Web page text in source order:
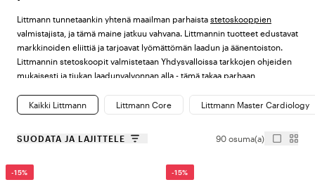
Littmann tunnetaankin yhtenä maailman parhaista stetoskooppien
valmistajista, ja tämä maine jatkuu vahvana. Littmannin tuotteet edustavat
markkinoiden eliittiä ja tarjoavat lyömättömän laadun ja äänentoiston.
Littmannin stetoskoopit valmistetaan Yhdysvalloissa tarkkojen ohjeiden
mukaisesti ja tiukan laadunvalvonnan alla - tämä takaa parhaan
Ammattimaisten stetoskooppien johtava
Laajan tuotevalikoimansa ja tuotteidensa korkean laadun ansiosta
Kaikki Littmann Littmann Core Littmann Master Cardiology
SUODATA JA LAJITTELE 90 osuma(a)
-15% -15%